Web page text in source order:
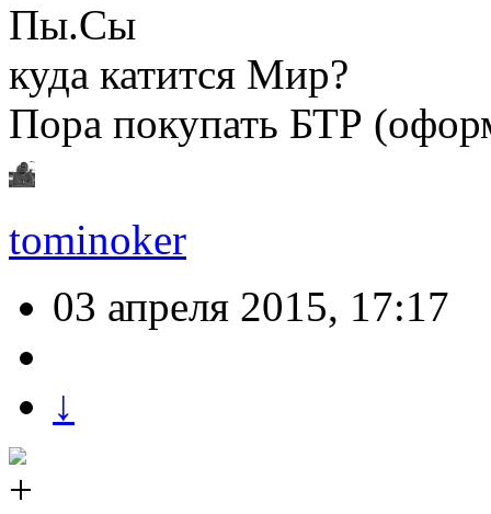
Пы.Сы
куда катится Мир?
Пора покупать БТР
tominoker
03 апреля 2015, 17:17
↓